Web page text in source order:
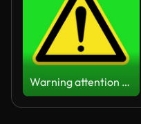
Warning attention yellow hazard message street sign 4k green screen caution animation